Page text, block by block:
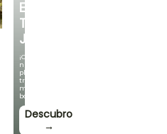
EN
TU
JARDÍN
¡Con
nuestras
plantas
trepadoras
más
bonitas!
Descubro
→